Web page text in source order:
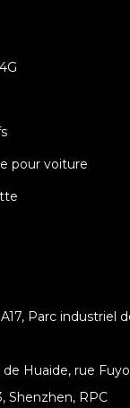
pour voiture
Parc industriel
Huaide, rue
Shenzhen, RPC